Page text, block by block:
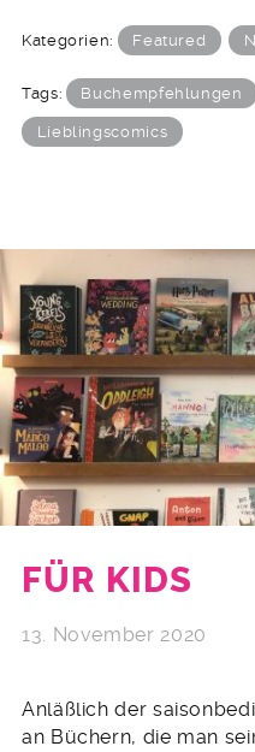
Kategorien: Featured
Tags: Buchempfehlungen
Lieblingscomics
FÜR KIDS
13. November 2020
Anläßlich der
an Büchern, die man